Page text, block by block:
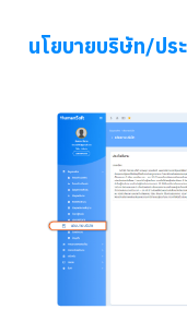
นโยบายบริษัท/ปร